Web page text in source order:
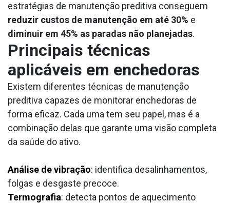
estratégias de manutenção preditiva conseguem
reduzir custos de manutenção em até 30% e
diminuir em 45% as paradas não planejadas.
Principais técnicas
aplicáveis em enchedoras
Existem diferentes técnicas de manutenção
preditiva capazes de monitorar enchedoras de
forma eficaz. Cada uma tem seu papel, mas é a
combinação delas que garante uma visão completa
da saúde do ativo.
Análise de vibração: identifica desalinhamentos,
folgas e desgaste precoce.
Termografia: detecta pontos de aquecimento